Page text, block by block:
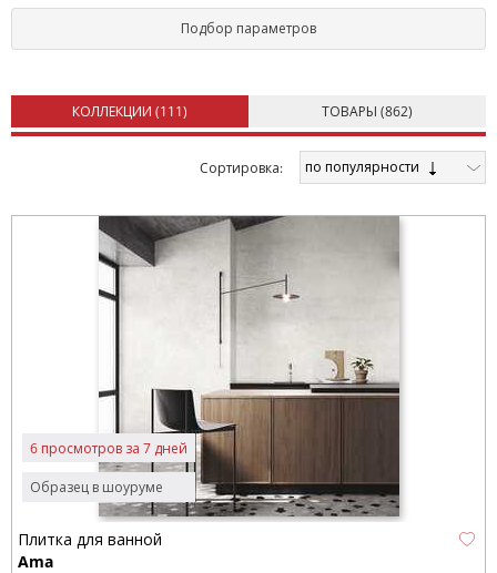
Подбор параметров
КОЛЛЕКЦИИ (111) ТОВАРЫ (862)
Cортировка: по популярности
Образец в шоуруме
6 просмотров за 7 дней
Плитка для ванной
Ama